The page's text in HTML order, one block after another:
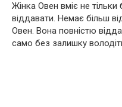
Жінка Овен вміє не тільки
віддавати. Немає більш
Овен. Вона повністю
само без залишку